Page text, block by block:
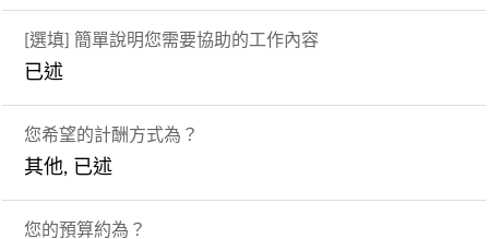
[選填] 簡單說明您需要協助的工作內容
已述
您希望的計酬方式為？
其他, 已述
您的預算約為？